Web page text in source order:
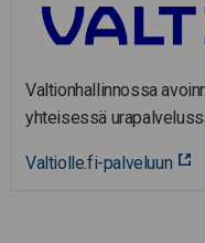
Valtionhallinnossa
yhteisessä
Valtiolle.fi-palveluun